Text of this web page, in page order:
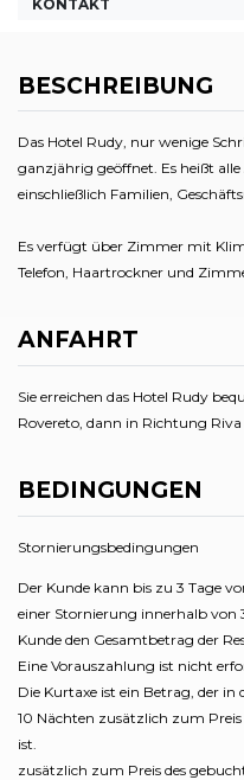
KONTAKT
BESCHREIBUNG
Das Hotel Rudy, nur wenige
ganzjährig geöffnet. Es heißt
einschließlich Familien,
Es verfügt über Zimmer mit
Telefon, Haartrockner und
ANFAHRT
Sie erreichen das Hotel Rudy
Rovereto, dann in Richtung Riva
BEDINGUNGEN
Stornierungsbedingungen
Der Kunde kann bis zu 3 Tage
einer Stornierung innerhalb von
Kunde den Gesamtbetrag der
Eine Vorauszahlung ist nicht
Die Kurtaxe ist ein Betrag, der
10 Nächten zusätzlich zum
ist.
zusätzlich zum Preis des